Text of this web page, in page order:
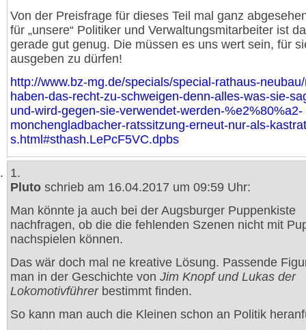
Von der Preisfrage für dieses Teil mal ganz
für „unsere“ Politiker und Verwaltungsmitarbeiter ist
gerade gut genug. Die müssen es uns wert sein, für
ausgeben zu dürfen!
http://www.bz-mg.de/specials/special-rathaus-
haben-das-recht-zu-schweigen-denn-alles-was-sie-
und-wird-gegen-sie-verwendet-werden-%e2%80%a2-
monchengladbacher-ratssitzung-erneut-nur-als-
s.html#sthash.LePcF5VC.dpbs
1.
Pluto schrieb am 16.04.2017 um 09:59 Uhr:
Man könnte ja auch bei der Augsburger Puppenkiste
nachfragen, ob die die fehlenden Szenen nicht mit
nachspielen können.
Das wär doch mal ne kreative Lösung. Passende
man in der Geschichte von Jim Knopf und Lukas der
Lokomotivführerbestimmt finden.
So kann man auch die Kleinen schon an Politik